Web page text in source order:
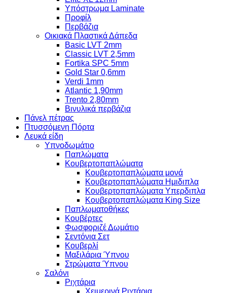
Υπόστρωμα Laminate
Προφίλ
Περβάζια
Οικιακά Πλαστικά Δάπεδα
Basic LVT 2mm
Classic LVT 2,5mm
Fortika SPC 5mm
Gold Star 0,6mm
Verdi 1mm
Atlantic 1,90mm
Trento 2,80mm
Βινυλικά περβάζια
Πάνελ πέτρας
Πτυσσόμενη Πόρτα
Λευκά είδη
Υπνοδωμάτιο
Παπλώματα
Κουβερτοπαπλώματα
Κουβερτοπαπλώματα μονά
Κουβερτοπαπλώματα Ημιδιπλα
Κουβερτοπαπλώματα Υπερδιπλα
Κουβερτοπαπλώματα King Size
Παπλωματοθήκες
Κουβέρτες
Φωσφοριζέ Δωμάτιο
Σεντόνια Σετ
Κουβερλί
Μαξιλάρια Ύπνου
Στρώματα Ύπνου
Σαλόνι
Ριχτάρια
Χειμερινά Ριχτάρια